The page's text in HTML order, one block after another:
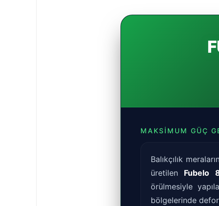
MAKSIMUM GÜÇ
Balıkçılık
üretilen Fubelo
örülmesiyle
bölgelerinde